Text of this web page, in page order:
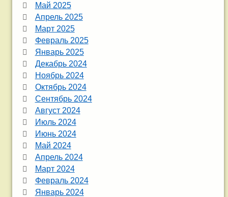
Май 2025
Апрель 2025
Март 2025
Февраль 2025
Январь 2025
Декабрь 2024
Ноябрь 2024
Октябрь 2024
Сентябрь 2024
Август 2024
Июль 2024
Июнь 2024
Май 2024
Апрель 2024
Март 2024
Февраль 2024
Январь 2024